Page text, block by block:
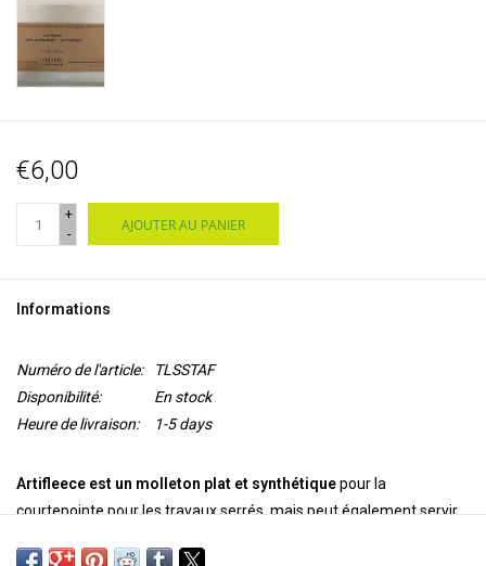
€6,00
+
-
AJOUTER AU PANIER
Informations
Numéro de l'article:
TLSSTAF
Disponibilité:
En stock
Heure de livraison:
1-5 days
Artifleece est un molleton plat et synthétiquepour la
courtepointe pour les travaux serrés, mais peut également servir